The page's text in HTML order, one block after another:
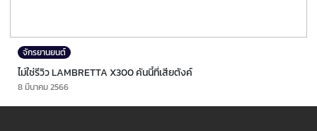
จักรยานยนต์
ไม่ใช่รีวิว LAMBRETTA X300 คันนี้ที่เสียตังค์
8 มีนาคม 2566